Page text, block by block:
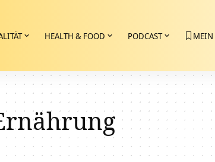
HEALTH & FOOD PODCAST MEIN